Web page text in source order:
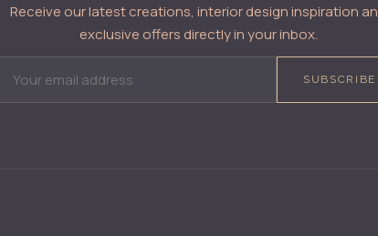
Receive our latest creations, interior design inspiration
exclusive offers directly in your inbox.
SUBSCRIBE